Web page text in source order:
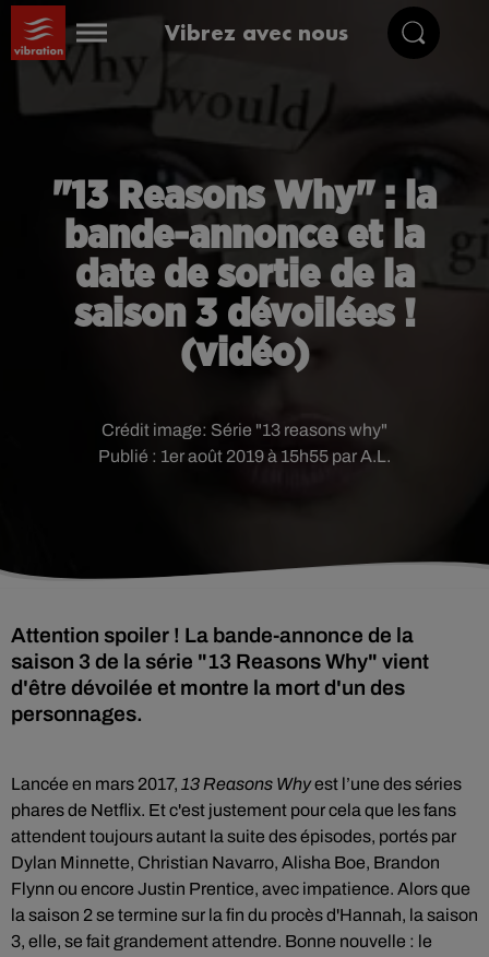
Vibrez avec nous
"13 Reasons Why" : la
bande-annonce et la
date de sortie de la
saison 3 dévoilées !
(vidéo)
Publié : 1er août 2019 à 15h55 par A.L.
Crédit image: Série "13 reasons why"
Attention spoiler ! La bande-annonce de la
saison 3 de la série "13 Reasons Why" vient
d'être dévoilée et montre la mort d'un des
personnages.
Lancée en mars 2017, 13 Reasons Whyest l’une des séries
phares de Netflix. Et c'est justement pour cela que les fans
attendent toujours autant la suite des épisodes, portés par
Dylan Minnette, Christian Navarro, Alisha Boe, Brandon
Flynn ou encore Justin Prentice, avec impatience. Alors que
la saison 2 se termine sur la fin du procès d'Hannah, la saison
3, elle, se fait grandement attendre. Bonne nouvelle : le